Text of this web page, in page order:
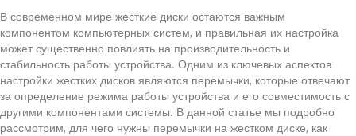
В современном мире жесткие диски остаются важным
компонентом компьютерных систем, и правильная их настройка
может существенно повлиять на производительность и
стабильность работы устройства. Одним из ключевых аспектов
настройки жестких дисков являются перемычки, которые отвечают
за определение режима работы устройства и его совместимость с
другими компонентами системы. В данной статье мы подробно
рассмотрим, для чего нужны перемычки на жестком диске, как